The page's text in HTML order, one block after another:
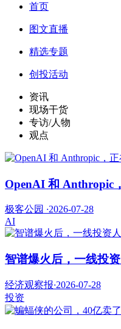
首页
图文直播
精选专题
创投活动
资讯
现场干货
专访/人物
观点
OpenAI 和 Anthropic
极客公园 ·2026-07-28
AI
智谱爆火后，一线投
经济观察报·2026-07-28
投资